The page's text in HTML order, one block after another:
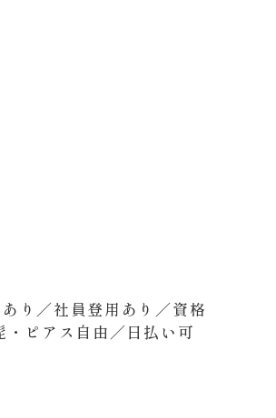
り／社員登用あり／資格
ピアス自由／日払い可